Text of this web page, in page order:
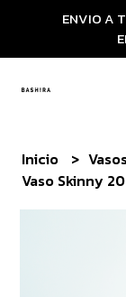
ENVIO A
Inicio
Vaso Skinny